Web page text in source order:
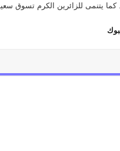
يتنمى للزائرين الكرم تسوق